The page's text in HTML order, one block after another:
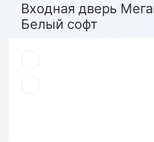
Входная дверь
Белый софт